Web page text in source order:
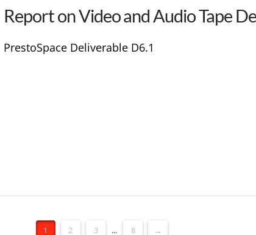
Report on Video and Audio Tape
PrestoSpace Deliverable D6.1
1 2 3 ... 8 →